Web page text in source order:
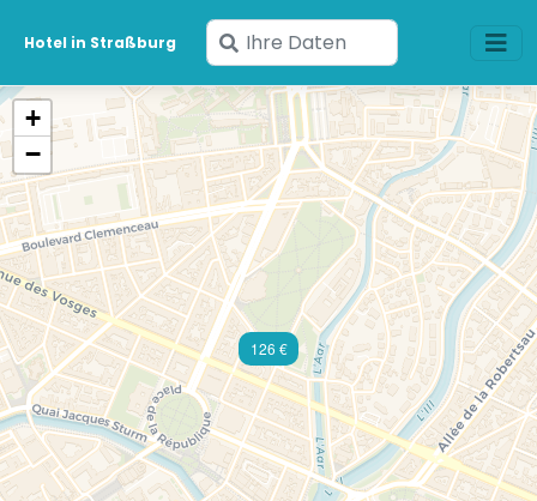
Hotel in Straßburg
Geben
Sie
Ihre
Daten
ein
126 €
+
−